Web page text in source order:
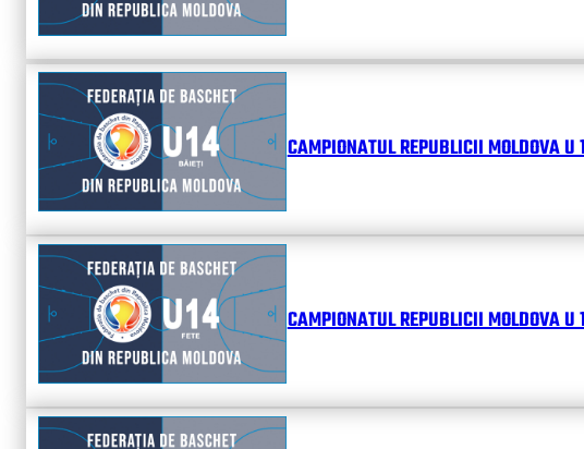
CAMPIONATUL REPUBLICII MOLDOVA
CAMPIONATUL REPUBLICII MOLDOVA